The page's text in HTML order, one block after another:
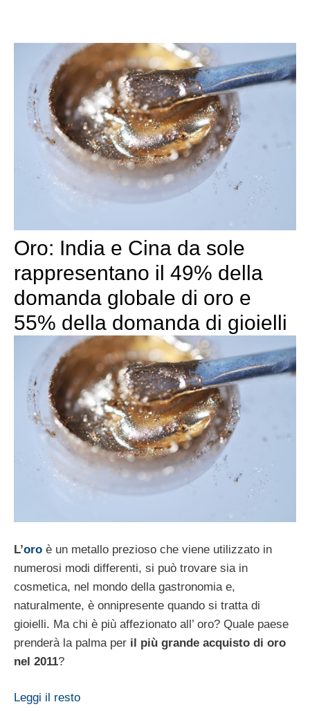
Oro: India e Cina da sole
rappresentano il 49% della
domanda globale di oro e
55% della domanda di gioielli
L’oro è un metallo prezioso che viene utilizzato in
numerosi modi differenti, si può trovare sia in
cosmetica, nel mondo della gastronomia e,
naturalmente, è onnipresente quando si tratta di
gioielli. Ma chi è più affezionato all’ oro? Quale paese
prenderà la palma per il più grande acquisto di oro
nel 2011?
Leggi il resto